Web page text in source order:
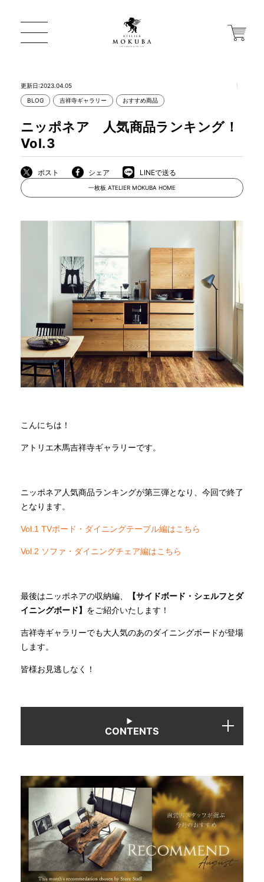
一枚板 ATELIER MOKUBA HOME
商品情報
直営店
イベント
MOKUBA CHANNEL
よくあるご質問
更新日:2023.04.05
BLOG 吉祥寺ギャラリー おすすめ商品
ニッポネア 人気商品ランキング！
Vol.3
ポスト シェア LINEで送る
一枚板 ATELIER MOKUBA HOME
こんにちは！
アトリエ木馬吉祥寺ギャラリーです。
ニッポネア人気商品ランキングが第三弾となり、今回で終了
となります。
Vol.1 TVボード・ダイニングテーブル編はこちら
Vol.2 ソファ・ダイニングチェア編はこちら
最後はニッポネアの収納編、
【サイドボード・シェルフとダ
イニングボード】 をご紹介いたします！
吉祥寺ギャラリーでも大人気のあのダイニングボードが登場
します。
皆様お見逃しなく！
CONTENTS